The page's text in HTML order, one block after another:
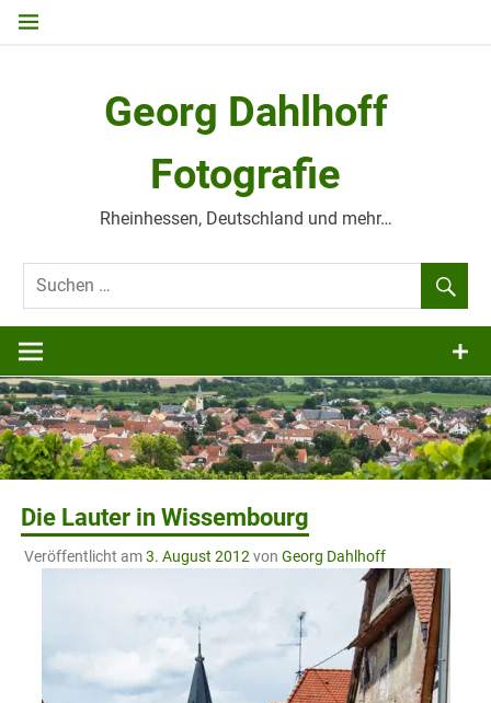
Zum
Georg Dahlhoff
Fotografie
Rheinhessen, Deutschland und mehr…
Die Lauter in Wissembourg
Veröffentlicht am3. August 2012 von Georg Dahlhoff